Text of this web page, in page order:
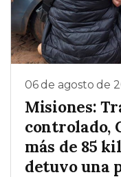
06 de agosto de
Misiones:
controlado,
más de 85
detuvo una